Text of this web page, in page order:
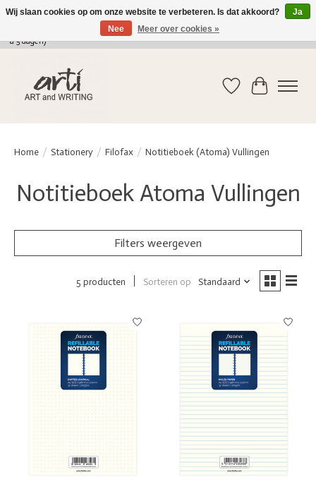
verkoop@arti-artandwriting.be/ +32 (0)471 41 82 41 / GRATIS verzending > 75 euro (2
a 5 dagen)
Verlanglijst
Home / Stationery / Filofax / Notitieboek (Atoma) Vullingen
Notitieboek Atoma Vullingen
Filters weergeven
5 producten Sorteren op Standaard
Wij slaan cookies op om onze website te verbeteren. Is dat akkoord?
Ja
Nee
Meer over cookies »